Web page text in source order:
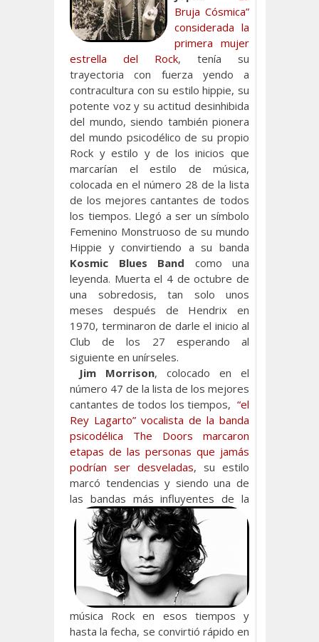
Bruja Cósmica”
considerada la
primera mujer
estrella del Rock, tenía su
trayectoria con fuerza yendo a
contracultura con su estilo hippie, su
potente voz y su actitud desinhibida
del mundo, siendo también pionera
del mundo psicodélico de su propio
Rock y estilo y de los inicios que
marcarían el estilo de música,
colocada en el número 28 de la lista
de los mejores cantantes de todos
los tiempos. Llegó a ser un símbolo
Femenino Monstruoso de su mundo
Hippie y convirtiendo a su banda
Kosmic Blues Band como una
leyenda. Muerta el 4 de octubre de
una sobredosis, tan solo unos
meses después de Hendrix en
1970, terminaron de darle el inicio al
Club de los 27 esperando al
siguiente en unírseles.
Jim Morrison, colocado en el
número 47 de la lista de los mejores
cantantes de todos los tiempos, “el
Rey Lagarto” vocalista de la banda
psicodélica The Doors marcaron
etapas de las personas que jamás
podrían ser desveladas, su estilo
marcó tendencias y siendo una de
las bandas más influyentes de la
música Rock en esos tiempos y
hasta la fecha, se convirtió rápido en